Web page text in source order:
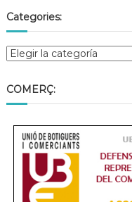
Categories:
COMERÇ: